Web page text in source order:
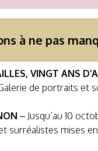
à ne pas
VINGT ANS
de portraits et
– Jusqu’au 10
surréalistes mises